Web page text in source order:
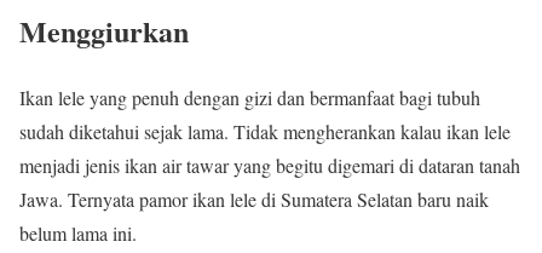
Menggiurkan
Ikan lele yang penuh dengan gizi dan bermanfaat bagi tubuh
sudah diketahui sejak lama. Tidak mengherankan kalau ikan lele
menjadi jenis ikan air tawar yang begitu digemari di dataran tanah
Jawa. Ternyata pamor ikan lele di Sumatera Selatan baru naik
belum lama ini.